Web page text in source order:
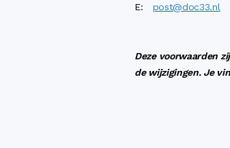
E: post@doc33.nl
Deze voorwaarden
de wijzigingen. Je